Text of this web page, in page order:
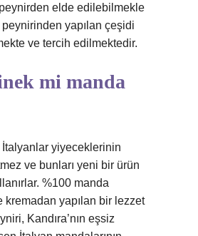
elde edilebilmekle
yapılan çeşidi
ve tercih edilmektedir.
mi manda
yiyeceklerinin
ve bunları yeni bir ürün
%100 manda
kremadan yapılan bir lezzet
Kandıra’nın eşsiz